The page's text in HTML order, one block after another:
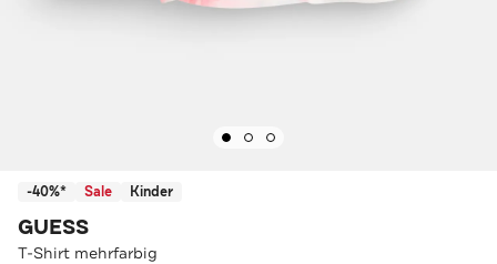
-40%* Sale Kinder
GUESS
T-Shirt mehrfarbig